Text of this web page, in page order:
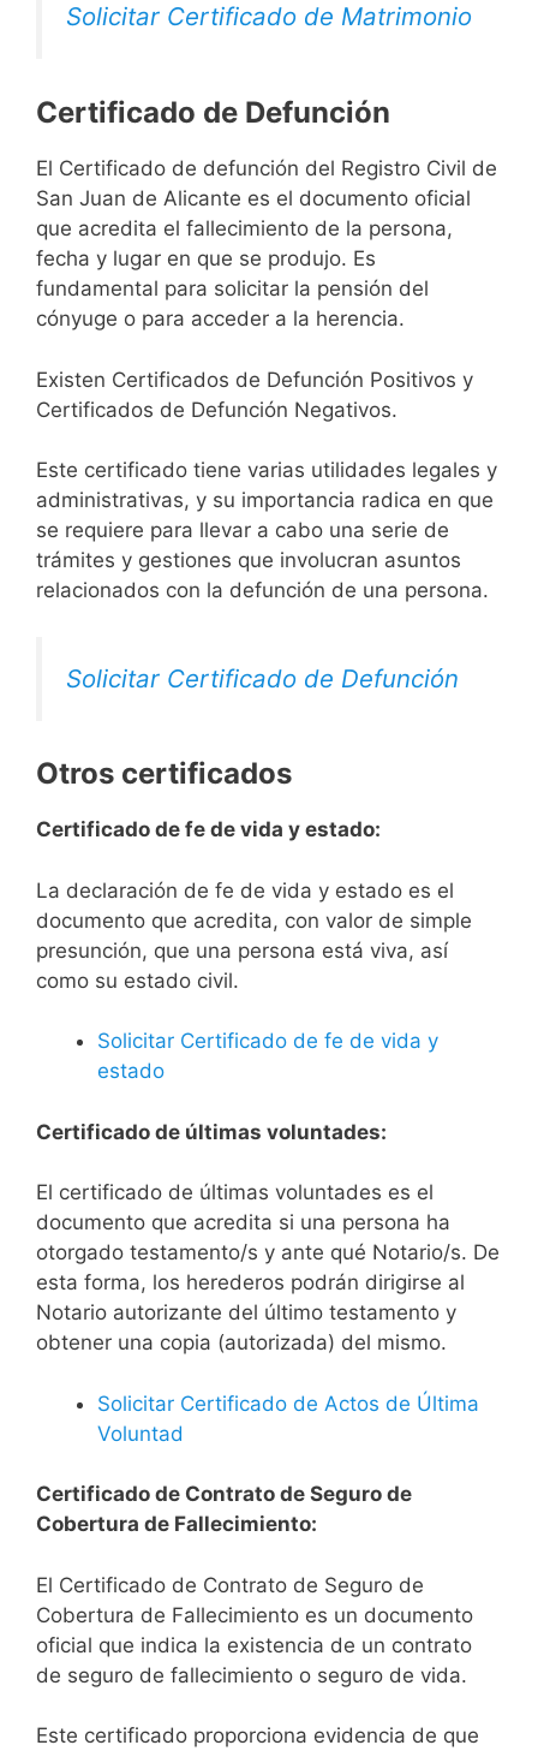
Solicitar Certificado de Matrimonio
Certificado de Defunción
El Certificado de defunción del Registro Civil de
San Juan de Alicante es el documento oficial
que acredita el fallecimiento de la persona,
fecha y lugar en que se produjo. Es
fundamental para solicitar la pensión del
cónyuge o para acceder a la herencia.
Existen Certificados de Defunción Positivos y
Certificados de Defunción Negativos.
Este certificado tiene varias utilidades legales y
administrativas, y su importancia radica en que
se requiere para llevar a cabo una serie de
trámites y gestiones que involucran asuntos
relacionados con la defunción de una persona.
Solicitar Certificado de Defunción
Otros certificados
Certificado de fe de vida y estado:
La declaración de fe de vida y estado es el
documento que acredita, con valor de simple
presunción, que una persona está viva, así
como su estado civil.
Solicitar Certificado de fe de vida y
estado
Certificado de últimas voluntades:
El certificado de últimas voluntades es el
documento que acredita si una persona ha
otorgado testamento/s y ante qué Notario/s. De
esta forma, los herederos podrán dirigirse al
Notario autorizante del último testamento y
obtener una copia (autorizada) del mismo.
Solicitar Certificado de Actos de Última
Voluntad
Certificado de Contrato de Seguro de
Cobertura de Fallecimiento:
El Certificado de Contrato de Seguro de
Cobertura de Fallecimiento es un documento
oficial que indica la existencia de un contrato
de seguro de fallecimiento o seguro de vida.
Este certificado proporciona evidencia de que